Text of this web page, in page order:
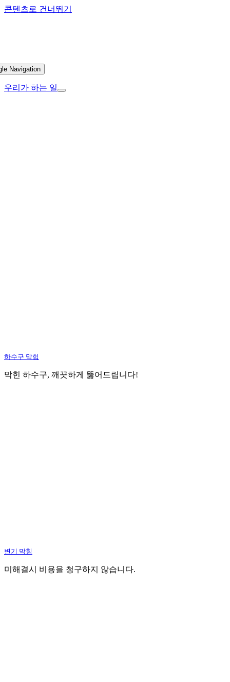
콘텐츠로 건너뛰기
Navigation
우리가 하는 일
하수구 막힘
막힌 하수구, 깨끗하게 뚫어드립니다!
변기 막힘
미해결시 비용을 청구하지 않습니다.